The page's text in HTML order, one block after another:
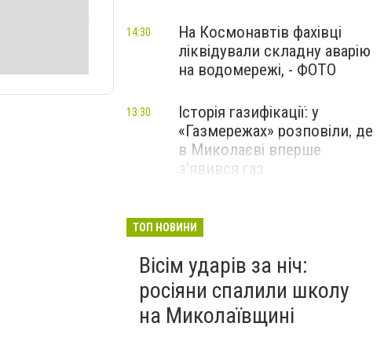
На Космонавтів фахівці
ліквідували складну аварію
на водомережі, - ФОТО
14:30
Історія газифікації: у
«Газмережах» розповіли, де
в Миколаєві вперше
з'явився газ
13:30
Миколаєві 2026: шукаємо
перезавантаження
ПАРТНЕРСЬКИЙ СПЕЦПРОЄКТ
ТОП НОВИНИ
Вісім ударів за ніч:
росіяни спалили школу
на Миколаївщині